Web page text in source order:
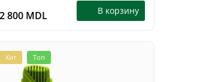
2 800 MDL В корзину
Хит Топ